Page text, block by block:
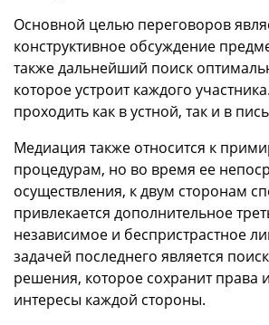
Основной целью переговоров
конструктивное обсуждение
также дальнейший поиск
которое устроит каждого
проходить как в устной, так и в
Медиация также относится к
процедурам, но во время ее
осуществления, к двум сторонам
привлекается дополнительное
независимое и беспристрастное
задачей последнего является
решения, которое сохранит права
интересы каждой стороны.